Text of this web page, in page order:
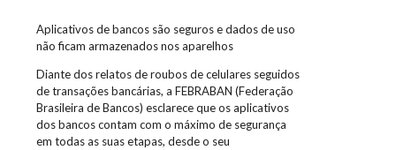
Aplicativos de bancos são seguros e dados de uso
não ficam armazenados nos aparelhos
Diante dos relatos de roubos de celulares seguidos
de transações bancárias, a FEBRABAN (Federação
Brasileira de Bancos) esclarece que os aplicativos
dos bancos contam com o máximo de segurança
em todas as suas etapas, desde o seu